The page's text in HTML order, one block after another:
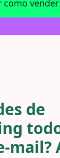
como
de
mail?